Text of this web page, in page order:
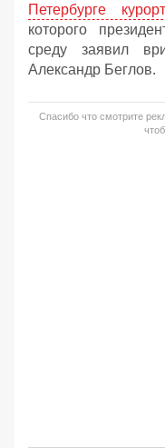
Петербурге
которого
среду заявил
Александр Беглов.
Спасибо что смотрите